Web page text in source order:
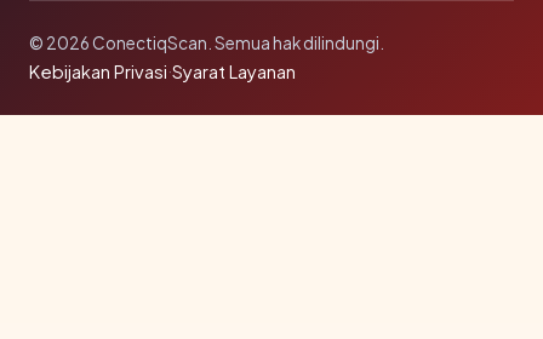
© 2026 ConectiqScan. Semua hak dilindungi.
Kebijakan Privasi·Syarat Layanan